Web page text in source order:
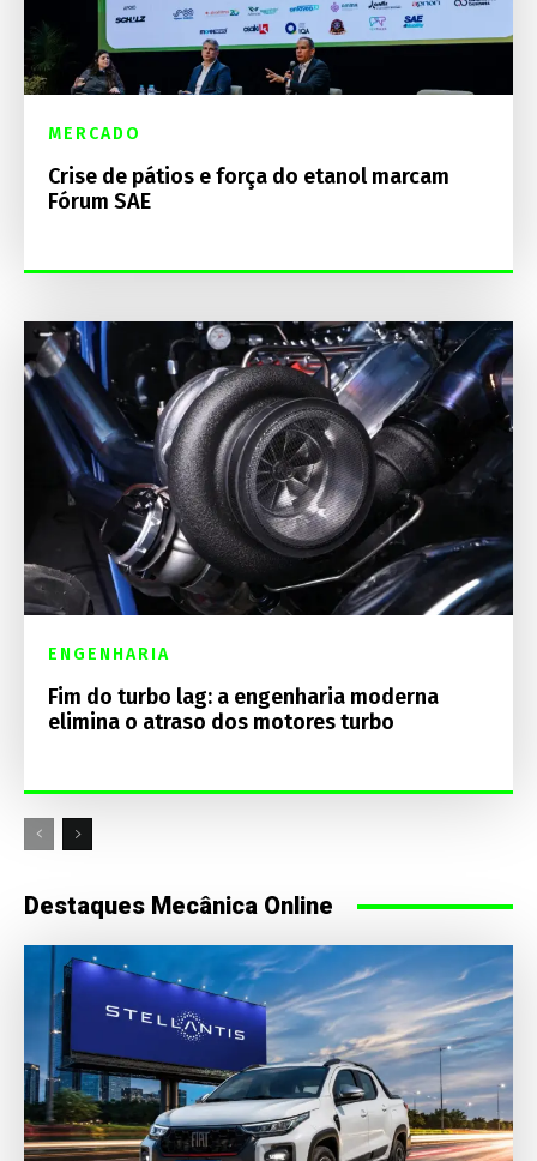
MERCADO
Crise de pátios e força do etanol marcam
Fórum SAE
ENGENHARIA
Fim do turbo lag: a engenharia moderna
elimina o atraso dos motores turbo
Destaques Mecânica Online